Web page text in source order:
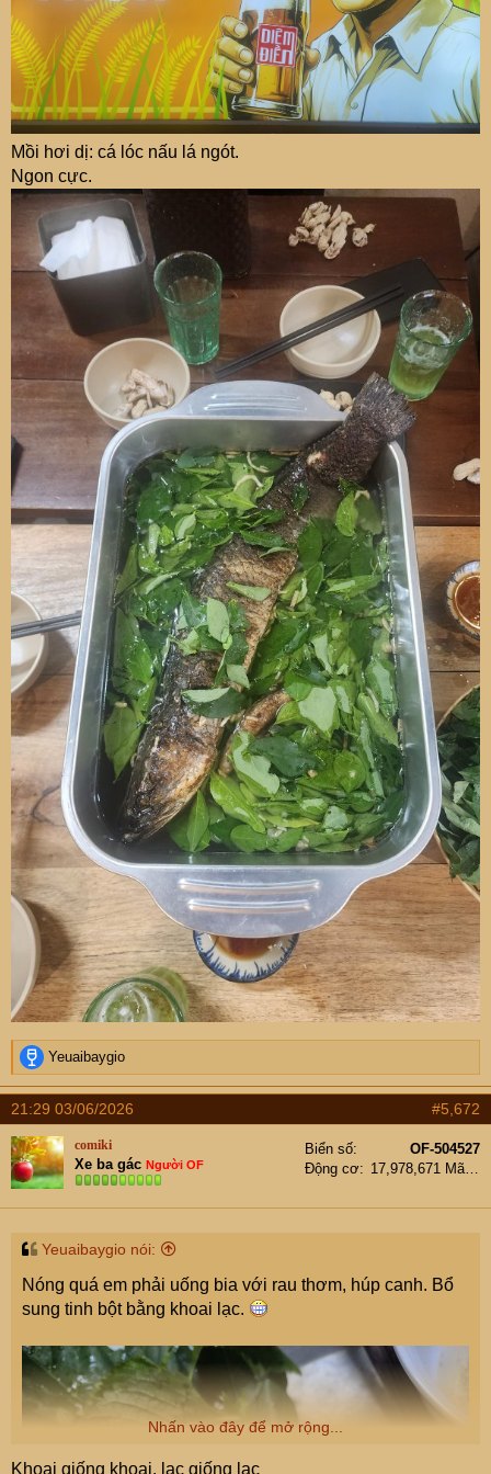
Mồi hơi dị: cá lóc nấu lá ngót.
Ngon cực.
R
e
a
c
t
i
o
n
s
Yeuaibaygio
21:29 03/06/2026 #5,672
comiki
Xe ba gác Người OF
Biển số
OF-504527
Động cơ
Yeuaibaygio nói:
Nóng quá em phải uống bia với rau thơm, húp canh. Bổ
sung tinh bột bằng khoai lạc.
Nhấn vào đây để mở rộng...
Khoai giống khoai, lạc giống lạc